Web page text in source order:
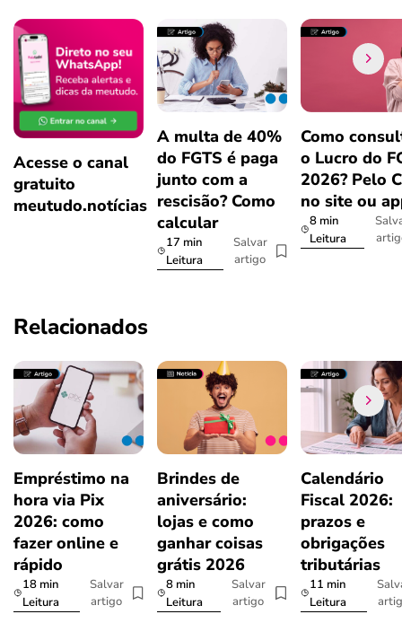
Acesse o canal
gratuito
meutudo.notícias
A multa de 40%
do FGTS é paga
junto com a
rescisão? Como
calcular
17 min
Leitura
Salvar
artigo
Como
o Lucro do
2026? Pelo
no site ou
8 min
Leitura
Relacionados
Empréstimo na
hora via Pix
2026: como
fazer online e
rápido
18 min
Leitura
Salvar
artigo
Brindes de
aniversário:
lojas e como
ganhar coisas
grátis 2026
8 min
Leitura
Salvar
artigo
Calendário
Fiscal 2026:
prazos e
obrigações
tributárias
11 min
Leitura